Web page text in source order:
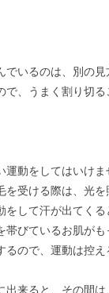
でいるのは、別の
で、うまく割り切
動をしてはいけま
を受ける際は、光
をして汗が出てく
帯びているお肌がも
ので、運動は控え
出来ると、その間